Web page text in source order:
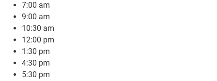
7:00 am
9:00 am
10:30 am
12:00 pm
1:30 pm
4:30 pm
5:30 pm